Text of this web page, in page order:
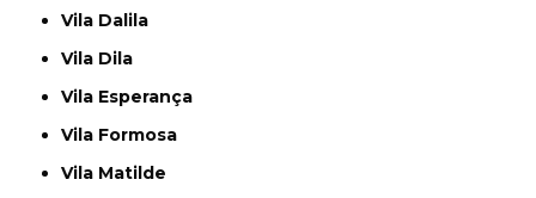
Vila Dalila
Vila Dila
Vila Esperança
Vila Formosa
Vila Matilde